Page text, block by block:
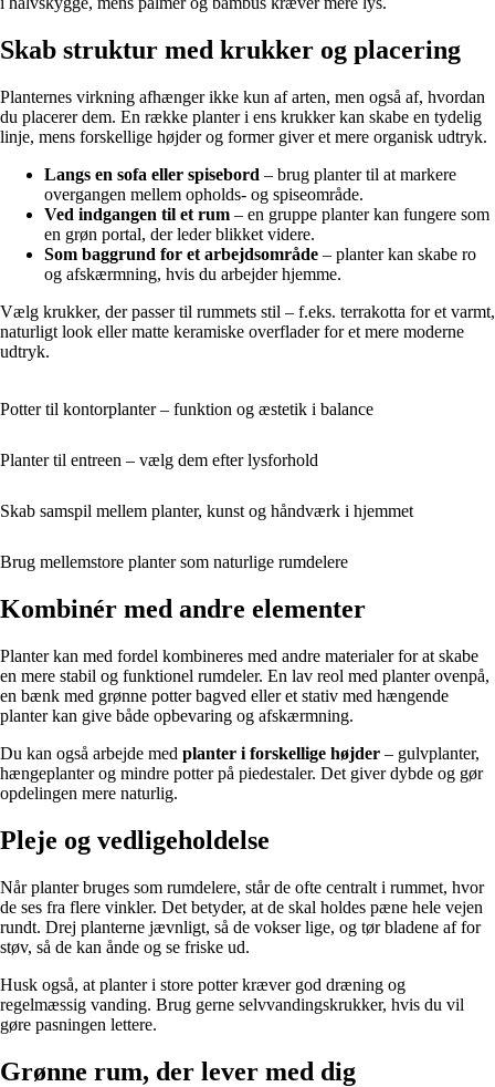
Skab struktur med krukker og placering
Planternes virkning afhænger ikke kun af arten, men også af, hvordan
du placerer dem. En række planter i ens krukker kan skabe en tydelig
linje, mens forskellige højder og former giver et mere organisk udtryk.
Langs en sofa eller spisebord – brug planter til at markere
overgangen mellem opholds- og spiseområde.
Ved indgangen til et rum – en gruppe planter kan fungere som
en grøn portal, der leder blikket videre.
Som baggrund for et arbejdsområde – planter kan skabe ro
og afskærmning, hvis du arbejder hjemme.
Vælg krukker, der passer til rummets stil – f.eks. terrakotta for et varmt,
naturligt look eller matte keramiske overflader for et mere moderne
udtryk.
Potter til kontorplanter – funktion og æstetik i balance
Planter til entreen – vælg dem efter lysforhold
Skab samspil mellem planter, kunst og håndværk i hjemmet
Brug mellemstore planter som naturlige rumdelere
Kombinér med andre elementer
Planter kan med fordel kombineres med andre materialer for at skabe
en mere stabil og funktionel rumdeler. En lav reol med planter ovenpå,
en bænk med grønne potter bagved eller et stativ med hængende
planter kan give både opbevaring og afskærmning.
Du kan også arbejde med planter i forskellige højder – gulvplanter,
hængeplanter og mindre potter på piedestaler. Det giver dybde og gør
opdelingen mere naturlig.
Pleje og vedligeholdelse
Når planter bruges som rumdelere, står de ofte centralt i rummet, hvor
de ses fra flere vinkler. Det betyder, at de skal holdes pæne hele vejen
rundt. Drej planterne jævnligt, så de vokser lige, og tør bladene af for
støv, så de kan ånde og se friske ud.
Husk også, at planter i store potter kræver god dræning og
regelmæssig vanding. Brug gerne selvvandingskrukker, hvis du vil
gøre pasningen lettere.
Grønne rum, der lever med dig